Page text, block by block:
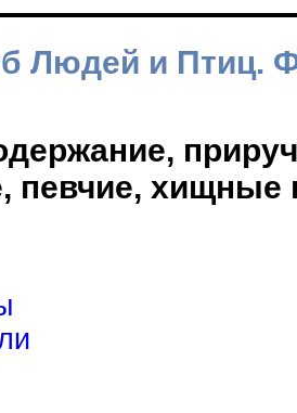
Людей и Птиц.
певчие, хищные